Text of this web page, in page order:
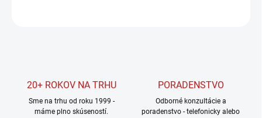
20+ ROKOV NA TRHU
Sme na trhu od roku 1999 -
máme plno skúseností.
PORADENSTVO
Odborné konzultácie a
poradenstvo - telefonicky alebo